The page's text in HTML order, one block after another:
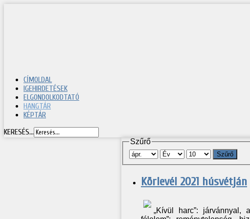
CÍMOLDAL
IGEHIRDETÉSEK
ELGONDOLKODTATÓ
HANGTÁR
KÉPTÁR
KERESÉS...
Szűrő
Szűrő
Körlevél 2021 húsvétján
„Kívül harc”: járvánnyal,